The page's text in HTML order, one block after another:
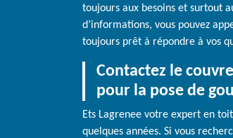
toujours aux besoins et surtout
d’informations, vous pouvez
toujours prêt à répondre à vos
Contactez le
pour la pose de
Ets Lagrenee votre expert en
quelques années. Si vous